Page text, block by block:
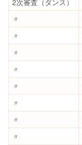
〃
〃
〃
〃
〃
〃
〃
〃